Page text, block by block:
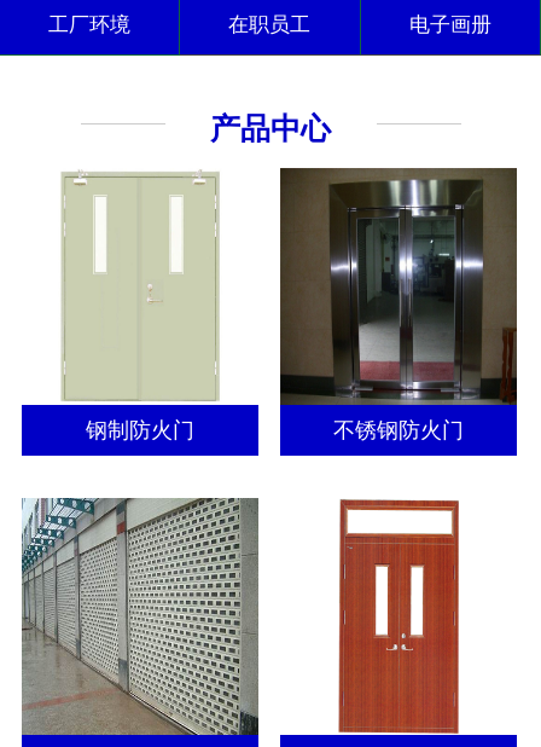
工厂环境 在职员工 电子画册
产品中心
钢制防火门 不锈钢防火门